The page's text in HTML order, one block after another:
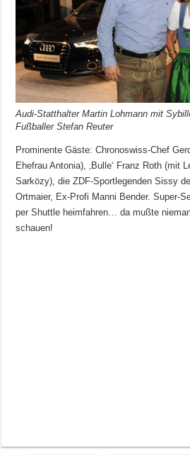
Audi-Statthalter Martin Lohmann mit
Fußballer Stefan Reuter
Prominente Gäste: Chronoswiss-Chef
Ehefrau Antonia), ‚Bulle‘ Franz Roth (mit
Sarközy), die ZDF-Sportlegenden Sissy
Ortmaier, Ex-Profi Manni Bender. Super-
per Shuttle heimfahren… da mußte
schauen!